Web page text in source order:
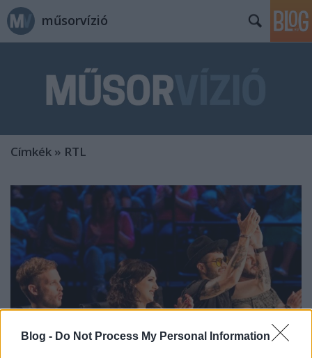
Blog - Do Not Process My Personal Information
műsorvízió
Címkék » RTL